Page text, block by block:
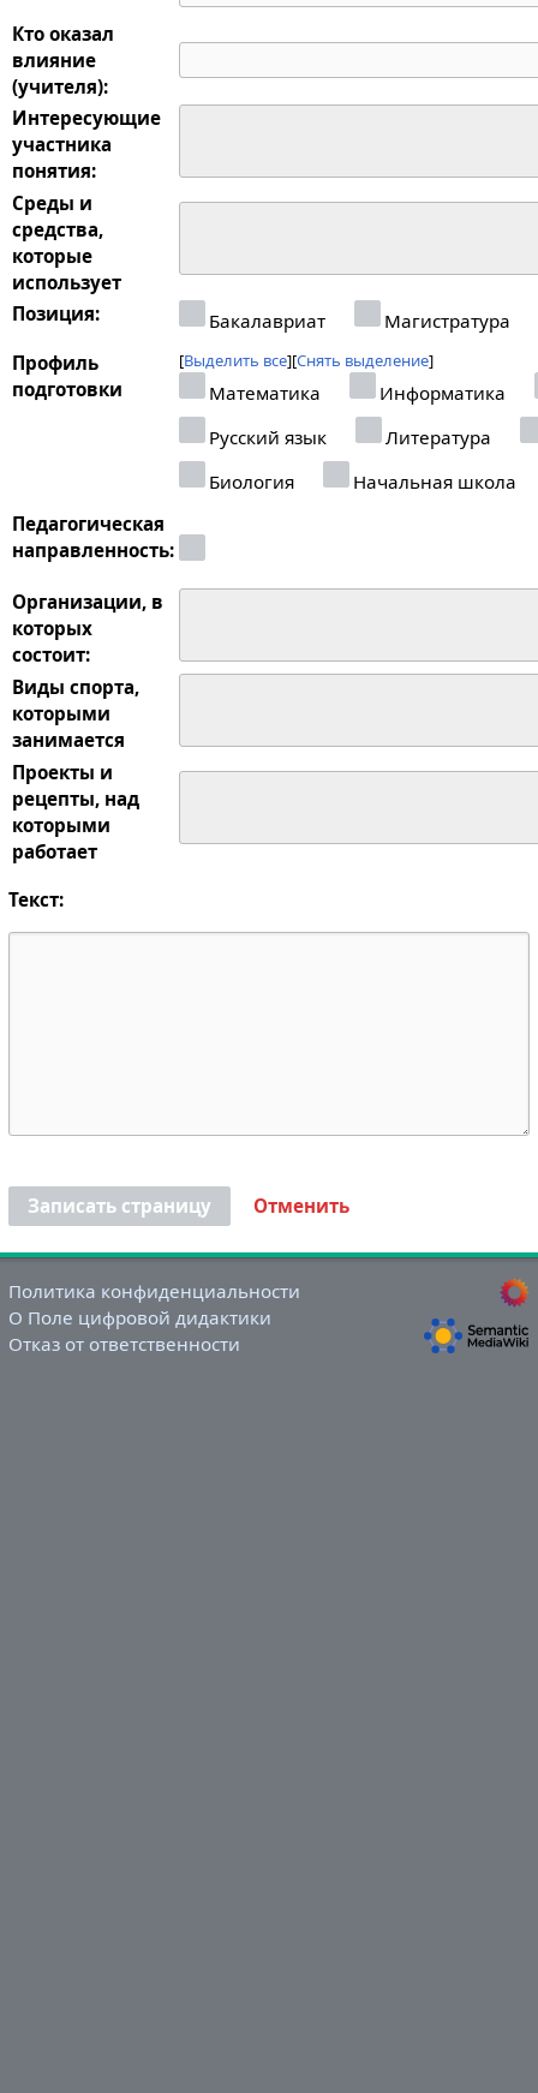
Кто оказал
влияние
(учителя):
Интересующие
участника
понятия:
Среды и
средства,
которые
использует
Позиция:
Бакалавриат
Магистратура
Профиль
подготовки
Выделить все Снять выделение
Математика
Информатика
Русский язык
Литература
Биология
Начальная школа
Педагогическая
направленность:
Организации, в
которых
состоит:
Виды спорта,
которыми
занимается
Проекты и
рецепты, над
которыми
работает
Текст:
Записать страницу Отменить
Политика конфиденциальности
О Поле цифровой дидактики
Отказ от ответственности